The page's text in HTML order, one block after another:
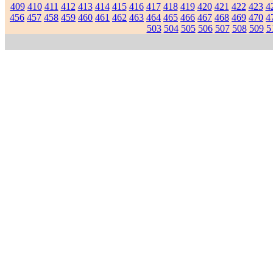
409 410 411 412 413 414 415 416 417 418 419 420 421 422 423
456 457 458 459 460 461 462 463 464 465 466 467 468 469 470
503 504 505 506 507 508 509